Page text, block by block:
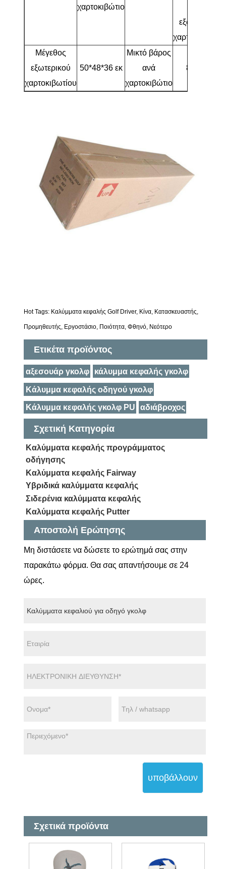
χαρτοκιβώτιο
εξωτερικό
χαρτοκιβώτιο
Μέγεθος
εξωτερικού
χαρτοκιβωτίου
50*48*36 εκ
Μικτό βάρος
ανά
χαρτοκιβώτιο
8 κιλά
Hot Tags: Καλύμματα κεφαλής Golf Driver, Κίνα, Κατασκευαστής,
Προμηθευτής, Εργοστάσιο, Ποιότητα, Φθηνό, Νεότερο
Ετικέτα προϊόντος
αξεσουάρ γκολφ κάλυμμα κεφαλής γκολφ
Κάλυμμα κεφαλής οδηγού γκολφ
Κάλυμμα κεφαλής γκολφ PU αδιάβροχος
Σχετική Κατηγορία
Καλύμματα κεφαλής προγράμματος
οδήγησης
Καλύμματα κεφαλής Fairway
Υβριδικά καλύμματα κεφαλής
Σιδερένια καλύμματα κεφαλής
Καλύμματα κεφαλής Putter
Αποστολή Ερώτησης
Μη διστάσετε να δώσετε το ερώτημά σας στην
παρακάτω φόρμα. Θα σας απαντήσουμε σε 24
ώρες.
υποβάλλουν
Σχετικά προϊόντα